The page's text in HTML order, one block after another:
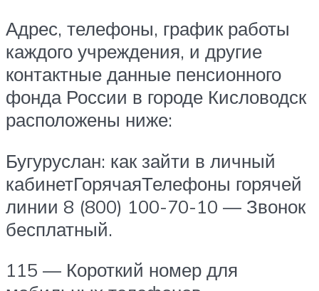
Адрес, телефоны, график работы
каждого учреждения, и другие
контактные данные пенсионного
фонда России в городе Кисловодск
расположены ниже:
Бугуруслан: как зайти в личный
кабинетГорячаяТелефоны горячей
линии 8 (800) 100-70-10 — Звонок
бесплатный.
115 — Короткий номер для